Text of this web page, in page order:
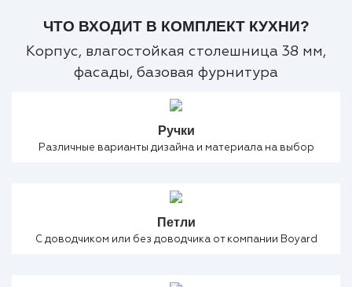
ЧТО ВХОДИТ В КОМПЛЕКТ КУХНИ?
Корпус, влагостойкая столешница 38 мм,
фасады, базовая фурнитура
Ручки
Различные варианты дизайна и материала на выбор
Петли
С доводчиком или без доводчика от компании Boyard